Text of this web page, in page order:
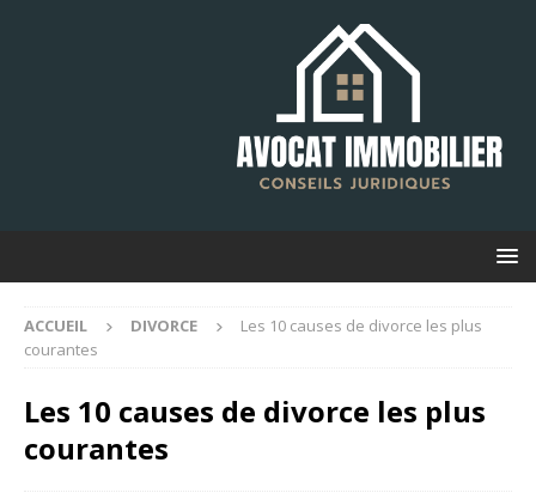
ACCUEIL DIVORCE
Les 10 causes de divorce les plus
courantes
Les 10 causes de divorce les plus
courantes